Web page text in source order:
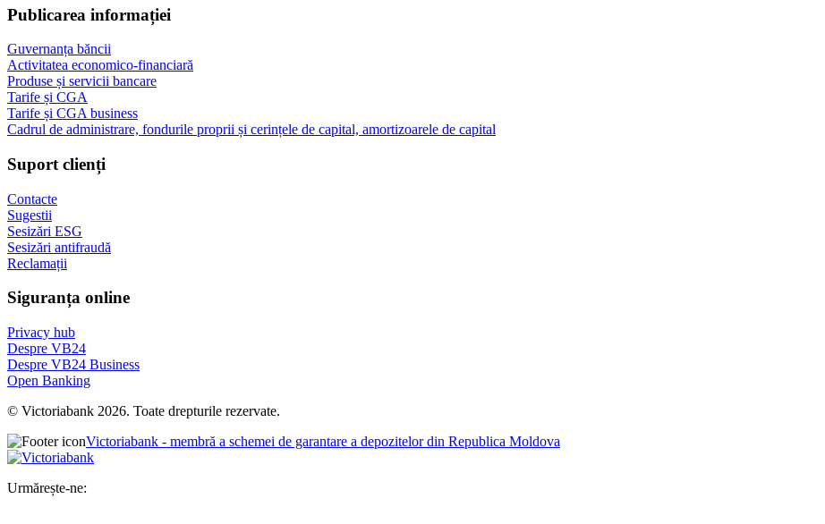
Publicarea informației
Guvernanța băncii
Activitatea economico-financiară
Produse și servicii bancare
Tarife și CGA
Tarife și CGA business
Cadrul de administrare, fondurile proprii și cerințele de capital, amortizoarele de capital
Suport clienți
Contacte
Sugestii
Sesizări ESG
Sesizări antifraudă
Reclamații
Siguranța online
Privacy hub
Despre VB24
Despre VB24 Business
Open Banking
© Victoriabank 2026. Toate drepturile rezervate.
Victoriabank - membră a schemei de garantare a depozitelor din Republica Moldova
Urmărește-ne: